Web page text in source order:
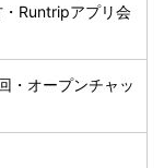
Runtripアプリ会
・オープンチャッ